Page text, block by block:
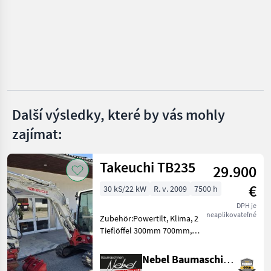
Volvo
Kobelco
Zobrazit
všech
29
MARKETPLACE
Marketplace
Nabídky
prodejců
Inzeráty
Další výsledky, které by vás mohly
zajímat:
Takeuchi TB235
29.900
€
DPH je
neaplikovateľné
30 kS/22 kW R. v. 2009 7500 h
Zubehör:Powertilt, Klima, 2
Tieflöffel 300mm 700mm,
1200mm.Hydraulikpumpe
wurde bei
Nebel Baumaschinen